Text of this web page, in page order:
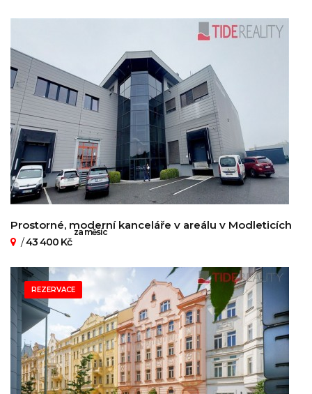
Prostorné, moderní kanceláře v areálu v Modleticích
/43 400 Kč
za měsíc
REZERVACE